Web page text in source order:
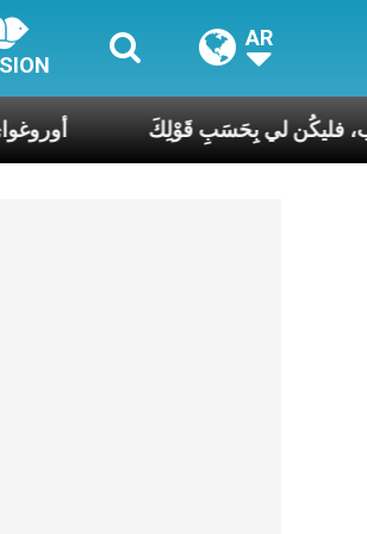
AR
أَنَا أَمَةُ الرَّب، فليكُن لي بِحَسَبِ قَوْلِكَ